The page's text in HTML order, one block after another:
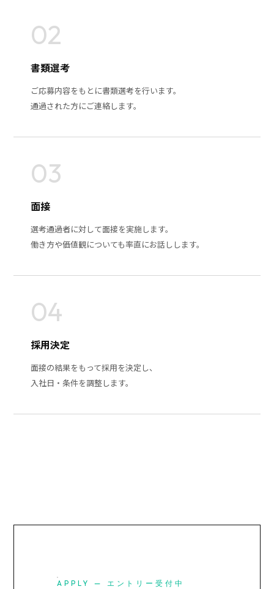
02
書類選考
ご応募内容をもとに書類選考を行います。
通過された方にご連絡します。
03
面接
選考通過者に対して面接を実施します。
働き方や価値観についても率直にお話しします。
04
採用決定
面接の結果をもって採用を決定し、
入社日・条件を調整します。
APPLY — エントリー受付中